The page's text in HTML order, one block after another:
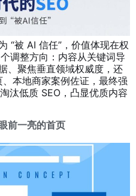
“被 AI 信任”，价值体现在权
调整方向：内容从关键词导
、聚焦垂直领域权威度，还
本地商家案例佐证，最终强
汰低质 SEO，凸显优质内容
前一亮的首页